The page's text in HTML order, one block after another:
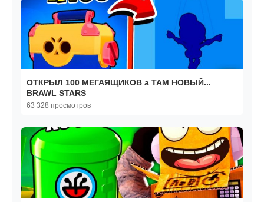
ОТКРЫЛ 100 МЕГАЯЩИКОВ а ТАМ НОВЫЙ...
BRAWL STARS
63 328 просмотров